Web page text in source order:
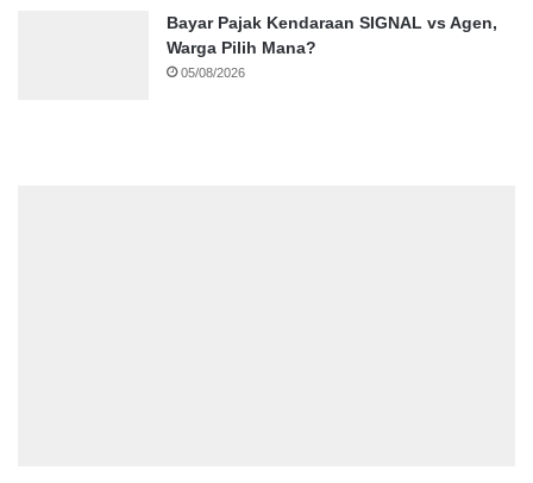
Bayar Pajak Kendaraan SIGNAL vs Agen,
Warga Pilih Mana?
05/08/2026